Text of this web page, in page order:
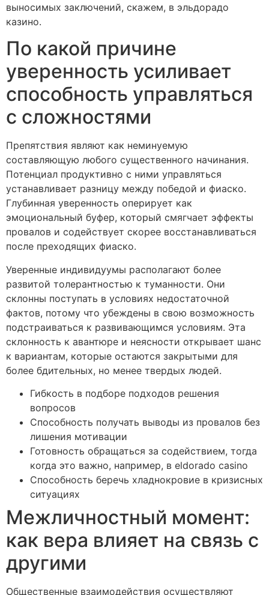
выносимых заключений, скажем, в эльдорадо
казино.
По какой причине
уверенность усиливает
способность управляться
с сложностями
Препятствия являют как неминуемую
составляющую любого существенного начинания.
Потенциал продуктивно с ними управляться
устанавливает разницу между победой и фиаско.
Глубинная уверенность оперирует как
эмоциональный буфер, который смягчает эффекты
провалов и содействует скорее восстанавливаться
после преходящих фиаско.
Уверенные индивидуумы располагают более
развитой толерантностью к туманности. Они
склонны поступать в условиях недостаточной
фактов, потому что убеждены в свою возможность
подстраиваться к развивающимся условиям. Эта
склонность к авантюре и неясности открывает шанс
к вариантам, которые остаются закрытыми для
более бдительных, но менее твердых людей.
Гибкость в подборе подходов решения
вопросов
Способность получать выводы из провалов без
лишения мотивации
Готовность обращаться за содействием, тогда
когда это важно, например, в eldorado casino
Способность беречь хладнокровие в кризисных
ситуациях
Межличностный момент:
как вера влияет на связь с
другими
Общественные взаимодействия осуществляют